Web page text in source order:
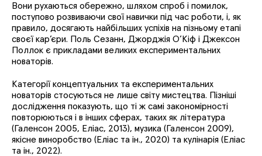
Вони рухаються обережно, шляхом спроб і помилок,
поступово розвиваючи свої навички під час роботи, і, як
правило, досягають найбільших успіхів на пізньому етапі
своєї кар’єри. Поль Сезанн, Джорджія О’Кіф і Джексон
Поллок є прикладами великих експериментальних
новаторів.
Категорії концептуальних та експериментальних
новаторів стосуються не лише світу мистецтва. Пізніші
дослідження показують, що ті ж самі закономірності
повторюються і в інших сферах, таких як література
(Галенсон 2005, Еліас, 2013), музика (Галенсон 2009),
якісне виноробство (Еліас та ін., 2020) та кулінарія (Еліас
та ін., 2022).